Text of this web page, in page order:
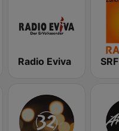
Radio Eviva